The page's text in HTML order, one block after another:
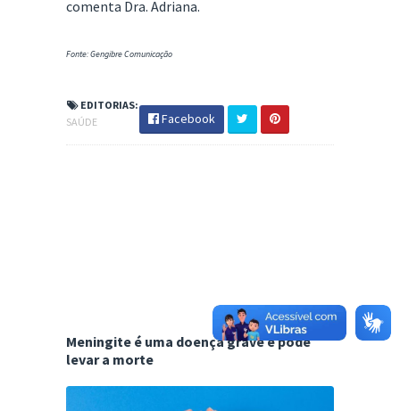
comenta Dra. Adriana.
Fonte: Gengibre Comunicação
EDITORIAS:
SAÚDE
Facebook
Meningite é uma doença grave e pode
levar a morte